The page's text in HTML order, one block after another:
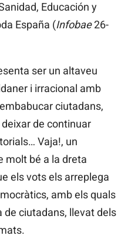
Educación y
España (Infobae26-
ser un altaveu
i irracional amb
ciutadans,
deixar de continuar
Vaja!, un
molt bé a la dreta
els vots els arreplega
amb els quals
de ciutadans, llevat dels